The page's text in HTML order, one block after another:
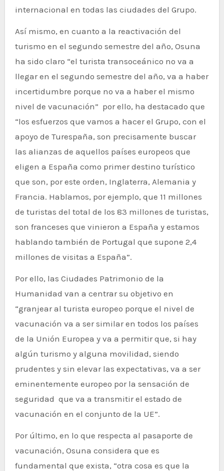
internacional en todas las ciudades del Grupo.
Así mismo, en cuanto a la reactivación del
turismo en el segundo semestre del año, Osuna
ha sido claro “el turista transoceánico no va a
llegar en el segundo semestre del año, va a haber
incertidumbre porque no va a haber el mismo
nivel de vacunación” por ello, ha destacado que
“los esfuerzos que vamos a hacer el Grupo, con el
apoyo de Turespaña, son precisamente buscar
las alianzas de aquellos países europeos que
eligen a España como primer destino turístico
que son, por este orden, Inglaterra, Alemania y
Francia. Hablamos, por ejemplo, que 11 millones
de turistas del total de los 83 millones de turistas,
son franceses que vinieron a España y estamos
hablando también de Portugal que supone 2,4
millones de visitas a España”.
Por ello, las Ciudades Patrimonio de la
Humanidad van a centrar su objetivo en
“granjear al turista europeo porque el nivel de
vacunación va a ser similar en todos los países
de la Unión Europea y va a permitir que, si hay
algún turismo y alguna movilidad, siendo
prudentes y sin elevar las expectativas, va a ser
eminentemente europeo por la sensación de
seguridad que va a transmitir el estado de
vacunación en el conjunto de la UE”.
Por último, en lo que respecta al pasaporte de
vacunación, Osuna considera que es
fundamental que exista, “otra cosa es que la